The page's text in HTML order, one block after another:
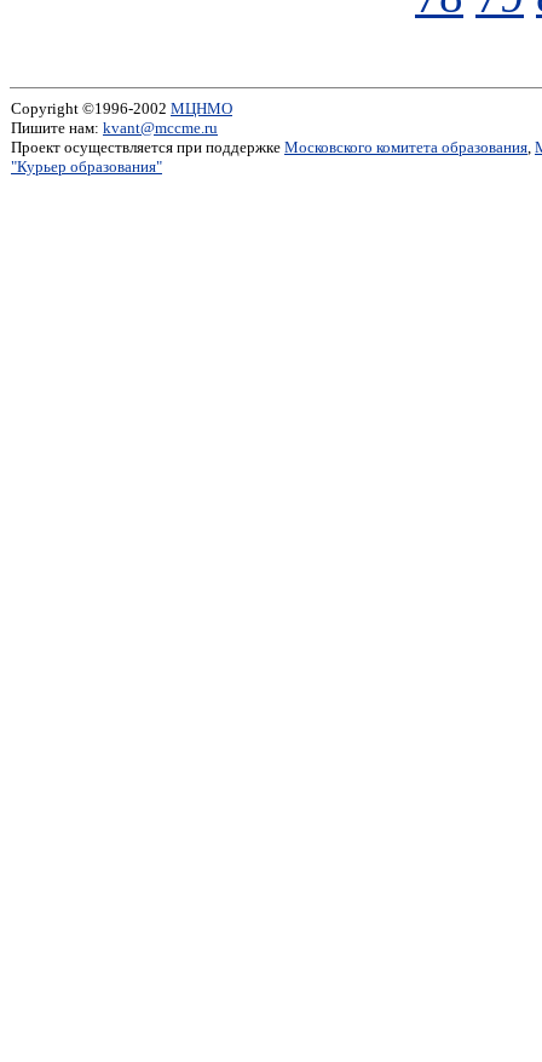
Copyright ©1996-2002 МЦНМО
Пишите нам: kvant@mccme.ru
Проект осуществляется при поддержке Московского комитета образования,
"Курьер образования"